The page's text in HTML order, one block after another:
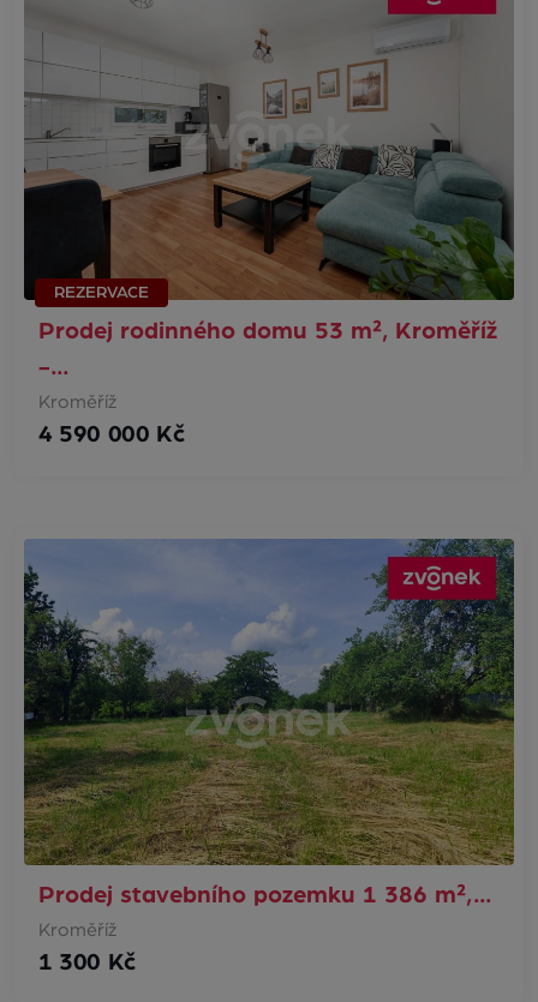
REZERVACE
Prodej rodinného domu 53 m², Kroměříž
-…
Kroměříž
4 590 000 Kč
Prodej stavebního pozemku 1 386 m²,…
Kroměříž
1 300 Kč